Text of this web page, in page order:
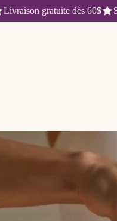
gratuite dès 60$
naturels